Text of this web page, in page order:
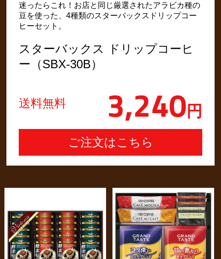
迷ったらこれ！お店と同じ厳選されたアラビカ種の
豆を使った、4種類のスターバックスドリップコー
ヒーセット。
スターバックス ドリップコーヒ
ー（SBX-30B）
送料無料 3,240円